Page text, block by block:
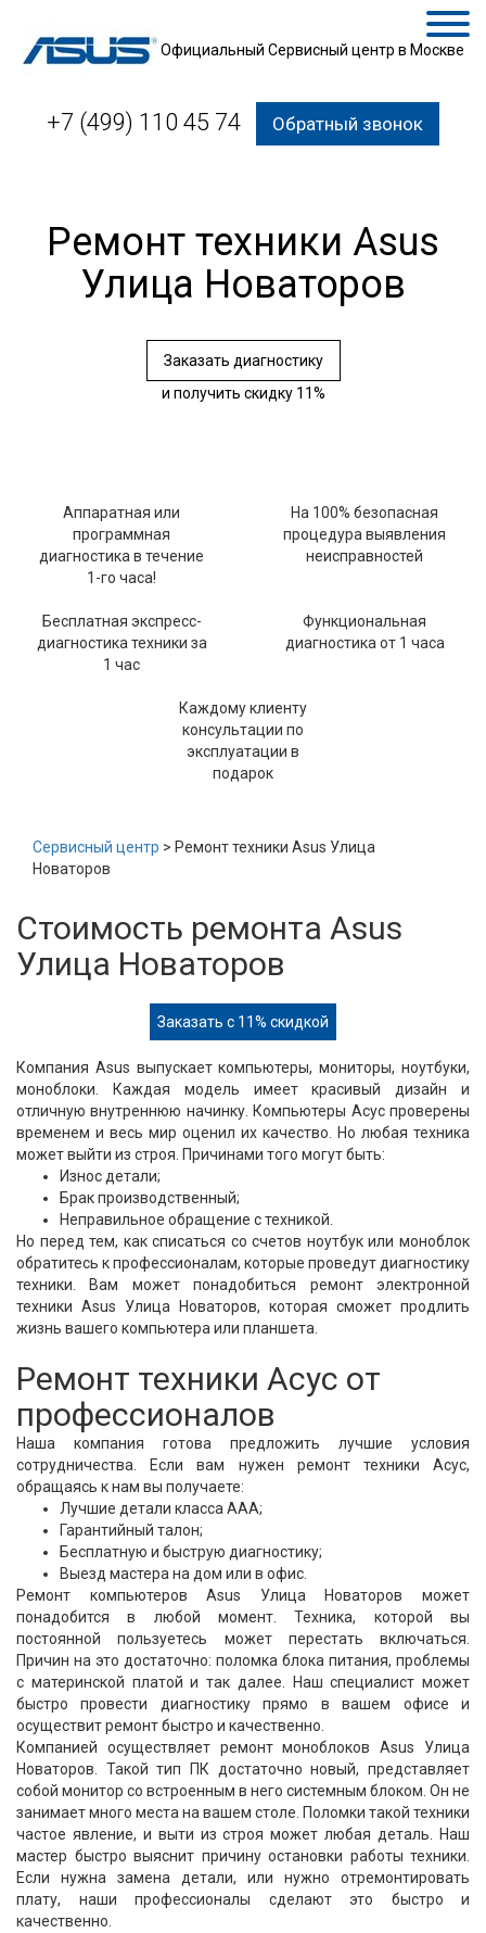
Официальный Сервисный центр в Москве
+7 (499) 110 45 74 Обратный звонок
Ремонт техники Asus
Улица Новаторов
Заказать диагностику
и получить скидку 11%
Аппаратная или
программная
диагностика в течение
1-го часа!
На 100% безопасная
процедура выявления
неисправностей
Бесплатная экспресс-
диагностика техники за
1 час
Функциональная
диагностика от 1 часа
Каждому клиенту
консультации по
эксплуатации в
подарок
Сервисный центр > Ремонт техники Asus Улица
Новаторов
Стоимость ремонта Asus
Улица Новаторов
Заказать с 11% скидкой
Компания Asus выпускает компьютеры, мониторы, ноутбуки,
моноблоки. Каждая модель имеет красивый дизайн и
отличную внутреннюю начинку. Компьютеры Асус проверены
временем и весь мир оценил их качество. Но любая техника
может выйти из строя. Причинами того могут быть:
Износ детали;
Брак производственный;
Неправильное обращение с техникой.
Но перед тем, как списаться со счетов ноутбук или моноблок
обратитесь к профессионалам, которые проведут диагностику
техники. Вам может понадобиться ремонт электронной
техники Asus Улица Новаторов, которая сможет продлить
жизнь вашего компьютера или планшета.
Ремонт техники Асус от
профессионалов
Наша компания готова предложить лучшие условия
сотрудничества. Если вам нужен ремонт техники Асус,
обращаясь к нам вы получаете:
Лучшие детали класса ААА;
Гарантийный талон;
Бесплатную и быструю диагностику;
Выезд мастера на дом или в офис.
Ремонт компьютеров Asus Улица Новаторов может
понадобится в любой момент. Техника, которой вы
постоянной пользуетесь может перестать включаться.
Причин на это достаточно: поломка блока питания, проблемы
с материнской платой и так далее. Наш специалист может
быстро провести диагностику прямо в вашем офисе и
осуществит ремонт быстро и качественно.
Компанией осуществляет ремонт моноблоков Asus Улица
Новаторов. Такой тип ПК достаточно новый, представляет
собой монитор со встроенным в него системным блоком. Он не
занимает много места на вашем столе. Поломки такой техники
частое явление, и выти из строя может любая деталь. Наш
мастер быстро выяснит причину остановки работы техники.
Если нужна замена детали, или нужно отремонтировать
плату, наши профессионалы сделают это быстро и
качественно.